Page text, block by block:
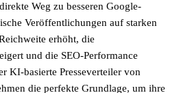
Weg zu besseren Google-
Veröffentlichungen auf starken
erhöht, die
und die SEO-Performance
KI-basierte Presseverteiler von
die perfekte Grundlage, um ihre